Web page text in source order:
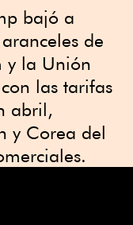
bajó a
de
y la Unión
las tarifas
abril,
y Corea del